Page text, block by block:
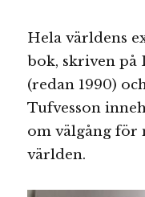
Hela världens
bok, skriven på
(redan 1990)
Tufvesson
om välgång för
världen.